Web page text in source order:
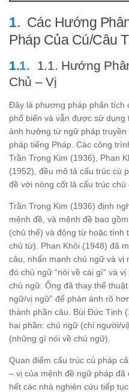
Các Hướng
Pháp Của Cú/Câu
1.1. Hướng
Chủ – Vị
Đây là phương pháp phân tích
phổ biến và vẫn được sử
ảnh hưởng từ ngữ pháp
pháp tiếng Pháp. Các công
Trần Trọng Kim (1936), Phan
(1952), đều mô tả cấu trúc cú
đề với nòng cốt là cấu trúc chủ
Trần Trọng Kim (1936) định
mệnh đề, và mệnh đề bao
(chủ thể) và động từ hoặc tính
chủ từ). Phan Khôi (1948) đã
câu, nhấn mạnh chủ ngữ và vị
đó chủ ngữ “nói về cái gì” và
chủ ngữ. Ông đã thay thế
ngữ/vị ngữ” để phản ánh rõ
thành phần câu. Bùi Đức Tịnh
hai phần: chủ ngữ (chỉ người/
(những gì nói về chủ ngữ).
Quan điểm cấu trúc cú pháp
– vị của mệnh đề ngữ pháp
hết các nhà nghiên cứu tiếp